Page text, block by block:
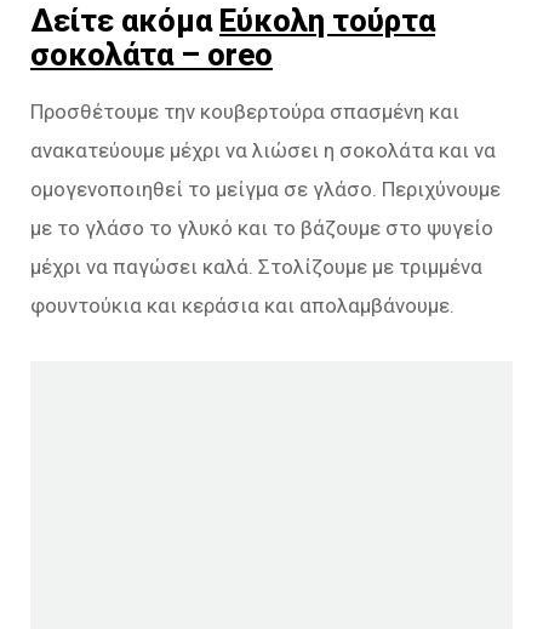
Δείτε ακόμα Εύκολη τούρτα
σοκολάτα – oreo
Προσθέτουμε την κουβερτούρα σπασμένη και
ανακατεύουμε μέχρι να λιώσει η σοκολάτα και να
ομογενοποιηθεί το μείγμα σε γλάσο. Περιχύνουμε
με το γλάσο το γλυκό και το βάζουμε στο ψυγείο
μέχρι να παγώσει καλά. Στολίζουμε με τριμμένα
φουντούκια και κεράσια και απολαμβάνουμε.